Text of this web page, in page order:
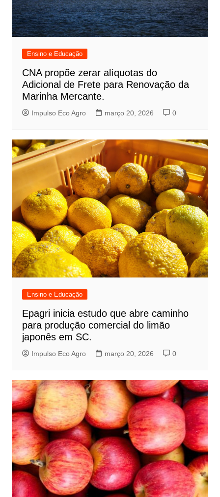
Ensino e Educação
CNA propõe zerar alíquotas do
Adicional de Frete para Renovação da
Marinha Mercante.
Impulso Eco Agro março 20, 2026 0
Ensino e Educação
Epagri inicia estudo que abre caminho
para produção comercial do limão
japonês em SC.
Impulso Eco Agro março 20, 2026 0